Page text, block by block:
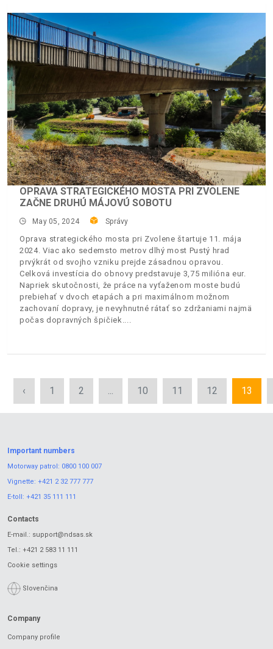
OPRAVA STRATEGICKÉHO MOSTA PRI ZVOLENE
ZAČNE DRUHÚ MÁJOVÚ SOBOTU
May 05, 2024 Správy
Oprava strategického mosta pri Zvolene štartuje 11. mája
2024. Viac ako sedemsto metrov dlhý most Pustý hrad
prvýkrát od svojho vzniku prejde zásadnou opravou.
Celková investícia do obnovy predstavuje 3,75 milióna eur.
Napriek skutočnosti, že práce na vyťaženom moste budú
prebiehať v dvoch etapách a pri maximálnom možnom
zachovaní dopravy, je nevyhnutné rátať so zdržaniami najmä
počas dopravných špičiek.
‹ 1 2 ... 10 11 12 13
Important numbers
Motorway patrol: 0800 100 007
Vignette: +421 2 32 777 777
E-toll: +421 35 111 111
Contacts
E-mail.: support@ndsas.sk
Tel.: +421 2 583 11 111
Cookie settings
Slovenčina
Company
Company profile